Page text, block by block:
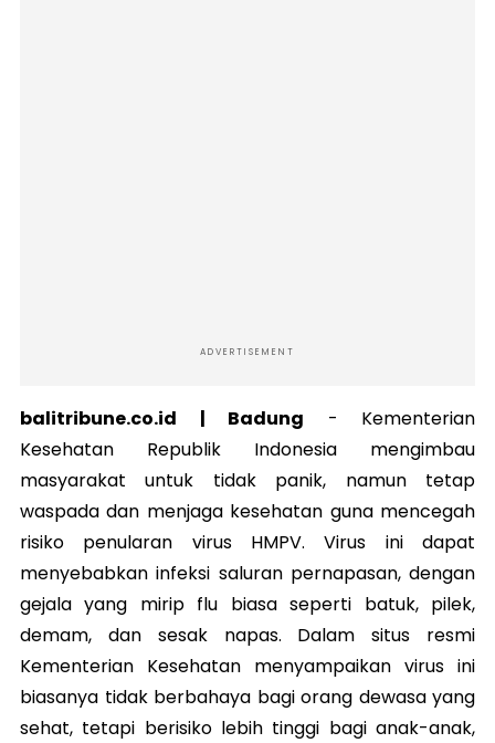
ADVERTISEMENT
balitribune.co.id | Badung - Kementerian
Kesehatan Republik Indonesia mengimbau
masyarakat untuk tidak panik, namun tetap
waspada dan menjaga kesehatan guna mencegah
risiko penularan virus HMPV. Virus ini dapat
menyebabkan infeksi saluran pernapasan, dengan
gejala yang mirip flu biasa seperti batuk, pilek,
demam, dan sesak napas. Dalam situs resmi
Kementerian Kesehatan menyampaikan virus ini
biasanya tidak berbahaya bagi orang dewasa yang
sehat, tetapi berisiko lebih tinggi bagi anak-anak,